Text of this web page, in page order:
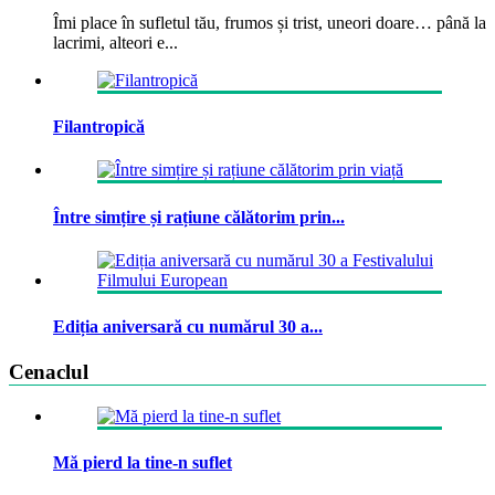
Îmi place în sufletul tău, frumos și trist, uneori doare… până la
lacrimi, alteori e...
Filantropică
Între simțire și rațiune călătorim prin...
Ediția aniversară cu numărul 30 a...
Cenaclul
Mă pierd la tine-n suflet